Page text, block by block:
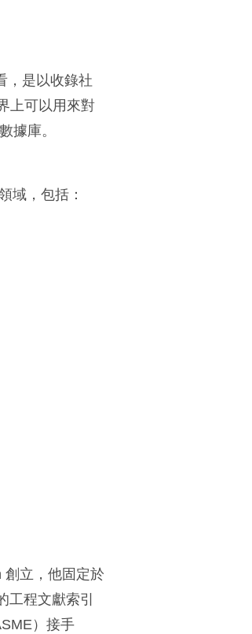
，是以收錄社
上可以用來對
據庫。
域，包括：
創立，他固定於
程文獻索引
）接手